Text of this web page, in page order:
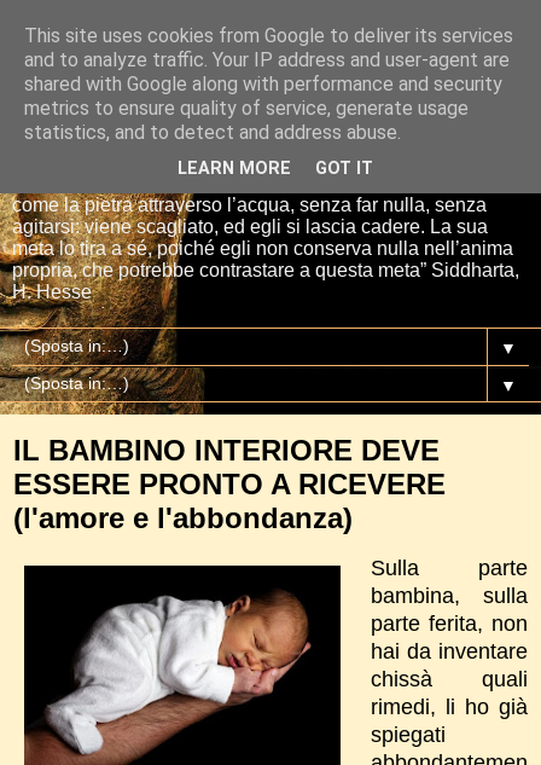
Io sono il mio Buddha
“Se tu getti una pietra nell’acqua, essa si affretta per la via
più breve fino al fondo. E così è Siddharta, quando ha una
meta, un proposito. Siddharta non fa nulla. Siddharta pensa,
come la pietra attraverso l’acqua, senza far nulla, senza
agitarsi: viene scagliato, ed egli si lascia cadere. La sua
meta lo tira a sé, poiché egli non conserva nulla nell’anima
propria, che potrebbe contrastare a questa meta” Siddharta,
H. Hesse
▼
▼
IL BAMBINO INTERIORE DEVE
ESSERE PRONTO A RICEVERE
(l'amore e l'abbondanza)
Sulla parte
bambina, sulla
parte ferita, non
hai da inventare
chissà quali
rimedi, li ho già
spiegati
This site uses cookies from Google to deliver its services
and to analyze traffic. Your IP address and user-agent are
shared with Google along with performance and security
metrics to ensure quality of service, generate usage
statistics, and to detect and address abuse.
LEARN MORE GOT IT